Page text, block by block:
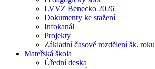
LVVZ Benecko 2026
Dokumenty ke stažení
Infokanál
Projekty
Základní časové rozdělení šk. roku
Mateřská škola
Úřední deska